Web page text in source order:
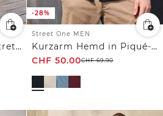
Slim Leg Chino mit Stretchbund
-28%
Street One MEN
Kurzarm Hemd in Piqué-Qualität
CHF 50.00CHF69.90